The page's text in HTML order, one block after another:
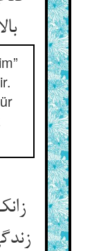
بالا و دیگرها نشیب